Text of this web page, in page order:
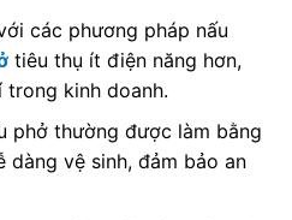
các phương pháp nấu
tiêu thụ ít điện năng hơn,
kinh doanh.
phở thường được làm bằng
dàng vệ sinh, đảm bảo an